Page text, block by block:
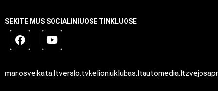
SEKITE MUS SOCIALINIUOSE TINKLUOSE
manosveikata.ltverslo.tvkelioniuklubas.ltautomedia.lt